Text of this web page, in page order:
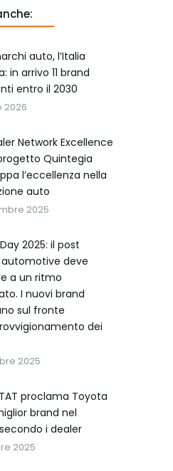
auto, l’Italia
in arrivo 11 brand
entro il 2030
2026
Network Excellence
Quintegia
l’eccellenza nella
auto
2025
2025: il post
deve
a un ritmo
I nuovi brand
sul fronte
dei
2025
proclama Toyota
brand nel
i dealer
2025